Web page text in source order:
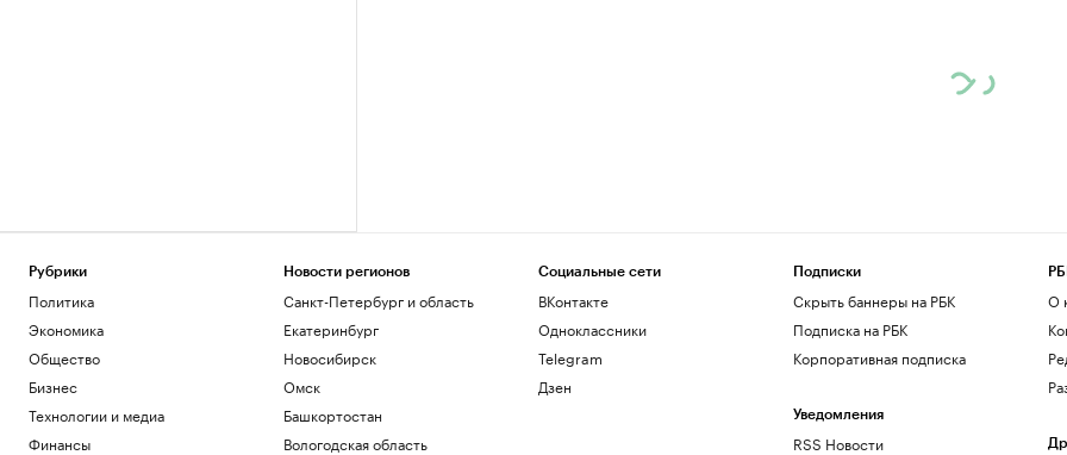
Рубрики
Политика
Экономика
Общество
Бизнес
Технологии и медиа
Финансы
Новости регионов
Санкт-Петербург и область
Екатеринбург
Новосибирск
Омск
Башкортостан
Вологодская область
Социальные сети
ВКонтакте
Одноклассники
Telegram
Дзен
Подписки
Скрыть баннеры на РБК
Подписка на РБК
Корпоративная подписка
Уведомления
RSS Новости
О